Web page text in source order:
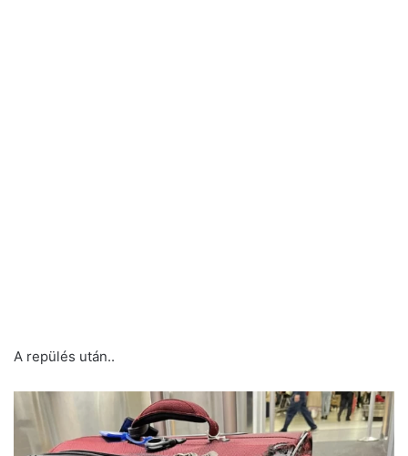
A repülés után..